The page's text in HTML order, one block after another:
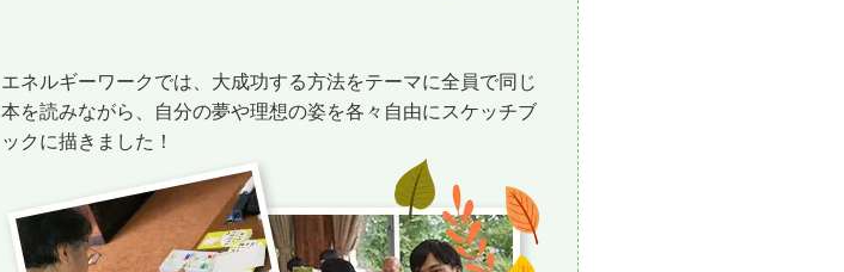
エネルギーワークでは、大成功する方法をテーマに全員で同じ
本を読みながら、自分の夢や理想の姿を各々自由にスケッチブ
ックに描きました！